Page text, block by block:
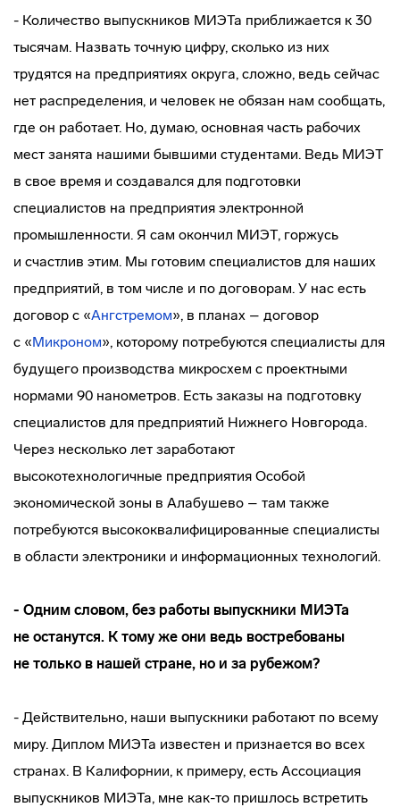
- Количество выпускников МИЭТа приближается к 30
тысячам. Назвать точную цифру, сколько из них
трудятся на предприятиях округа, сложно, ведь сейчас
нет распределения, и человек не обязан нам сообщать,
где он работает. Но, думаю, основная часть рабочих
мест занята нашими бывшими студентами. Ведь МИЭТ
в свое время и создавался для подготовки
специалистов на предприятия электронной
промышленности. Я сам окончил МИЭТ, горжусь
и счастлив этим. Мы готовим специалистов для наших
предприятий, в том числе и по договорам. У нас есть
договор с «Ангстремом», в планах – договор
с «Микроном», которому потребуются специалисты для
будущего производства микросхем с проектными
нормами 90 нанометров. Есть заказы на подготовку
специалистов для предприятий Нижнего Новгорода.
Через несколько лет заработают
высокотехнологичные предприятия Особой
экономической зоны в Алабушево – там также
потребуются высококвалифицированные специалисты
в области электроники и информационных технологий.
- Одним словом, без работы выпускники МИЭТа
не останутся. К тому же они ведь востребованы
не только в нашей стране, но и за рубежом?
- Действительно, наши выпускники работают по всему
миру. Диплом МИЭТа известен и признается во всех
странах. В Калифорнии, к примеру, есть Ассоциация
выпускников МИЭТа, мне как-то пришлось встретить